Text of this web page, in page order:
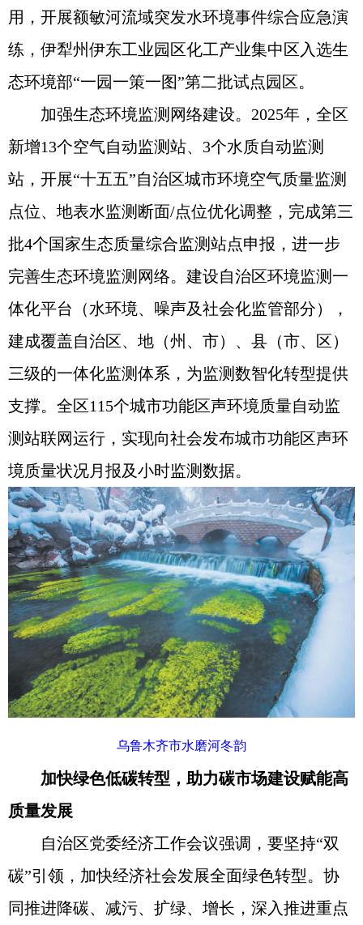
用，开展额敏河流域突发水环境事件综合应急演
练，伊犁州伊东工业园区化工产业集中区入选生
态环境部“一园一策一图”第二批试点园区。
加强生态环境监测网络建设。2025年，全区
新增13个空气自动监测站、3个水质自动监测
站，开展“十五五”自治区城市环境空气质量监测
点位、地表水监测断面/点位优化调整，完成第三
批4个国家生态质量综合监测站点申报，进一步
完善生态环境监测网络。建设自治区环境监测一
体化平台（水环境、噪声及社会化监管部分），
建成覆盖自治区、地（州、市）、县（市、区）
三级的一体化监测体系，为监测数智化转型提供
支撑。全区115个城市功能区声环境质量自动监
测站联网运行，实现向社会发布城市功能区声环
境质量状况月报及小时监测数据。
乌鲁木齐市水磨河冬韵
加快绿色低碳转型，助力碳市场建设赋能高
质量发展
自治区党委经济工作会议强调，要坚持“双
碳”引领，加快经济社会发展全面绿色转型。协
同推进降碳、减污、扩绿、增长，深入推进重点